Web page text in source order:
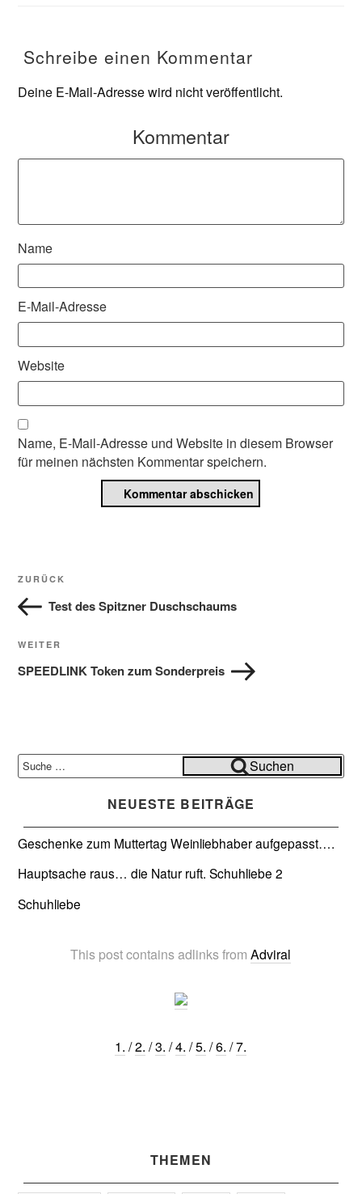
Schreibe einen Kommentar
Deine E-Mail-Adresse wird nicht veröffentlicht.
Kommentar
Name
E-Mail-Adresse
Website
Name, E-Mail-Adresse und Website in diesem Browser
für meinen nächsten Kommentar speichern.
Beitragsnavigation
Vorheriger
Beitrag
ZURÜCK
Test des Spitzner Duschschaums
Nächster
Beitrag
WEITER
SPEEDLINK Token zum Sonderpreis
Suche
nach:
Suchen
NEUESTE BEITRÄGE
Geschenke zum Muttertag Weinliebhaber aufgepasst….
Hauptsache raus… die Natur ruft. Schuhliebe 2
Schuhliebe
This post contains adlinks fromAdviral
1. /2. /3. /4. /5. /6. /7.
THEMEN